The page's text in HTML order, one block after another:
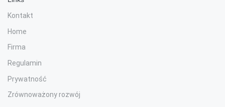
Kontakt
Home
Firma
Regulamin
Prywatność
Zrównoważony rozwój